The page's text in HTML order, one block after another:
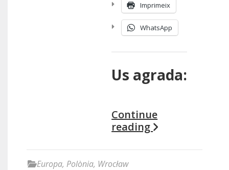
Imprimeix
WhatsApp
Us agrada:
Continue
reading
Europa, Polònia, Wrocław